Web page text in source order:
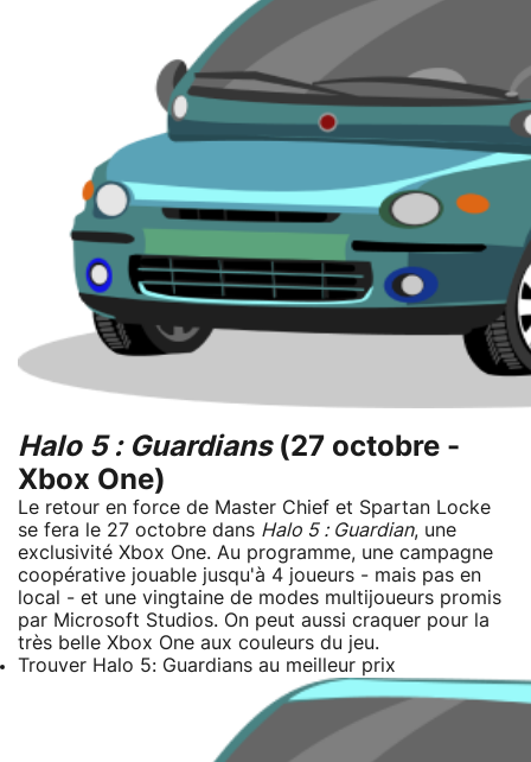
Halo 5 : Guardians(27 octobre -
Xbox One)
Le retour en force de Master Chief et Spartan Locke
se fera le 27 octobre dans Halo 5 : Guardian, une
exclusivité Xbox One. Au programme, une campagne
coopérative jouable jusqu'à 4 joueurs - mais pas en
local - et une vingtaine de modes multijoueurs promis
par Microsoft Studios. On peut aussi craquer pour la
très belle Xbox One aux couleurs du jeu.
Trouver Halo 5: Guardians au meilleur prix